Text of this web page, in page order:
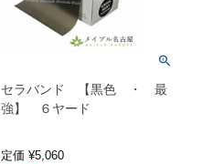
セラバンド 【黒色 ・ 最
強】 ６ヤード
定価 ¥5,060